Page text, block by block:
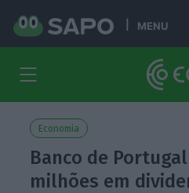
MENU
Economia
Banco de
milhões em